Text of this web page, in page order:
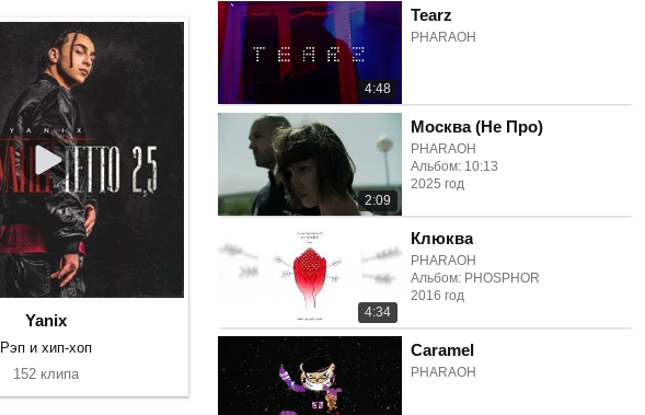
4:48
Tearz
PHARAOH
2:09
Москва (Не Про)
PHARAOH
Альбом: 10:13
2025 год
4:34
Клюква
PHARAOH
Альбом: PHOSPHOR
2016 год
Caramel
PHARAOH
Yanix
Рэп и хип-хоп
152 клипа